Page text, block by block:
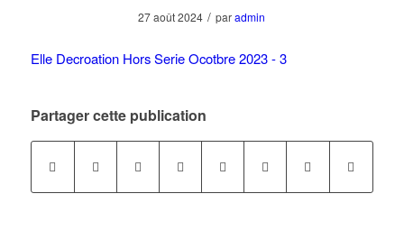
27 août 2024 / paradmin
Elle Decroation Hors Serie Ocotbre 2023 - 3
Partager cette publication